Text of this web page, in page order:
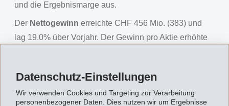
Datenschutz-Einstellungen
Wir verwenden Cookies und Targeting zur Verarbeitung
personenbezogener Daten. Dies nutzen wir um Ergebnisse
und die Ergebnismarge aus.
Der Nettogewinn erreichte CHF 456 Mio. (383) und
lag 19.0% über Vorjahr. Der Gewinn pro Aktie erhöhte
Verwaltungsrat, der ordentlichen Generalversammlung
die Ausschüttung einerordentlichen Dividendevon